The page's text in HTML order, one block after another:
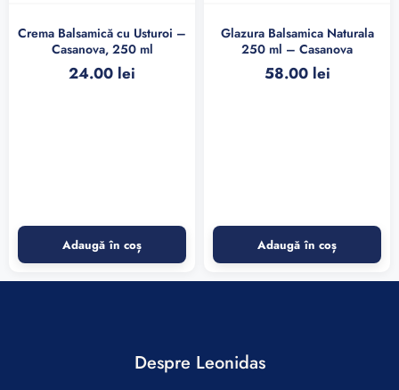
Crema Balsamică cu Usturoi –
Casanova, 250 ml
24.00 lei
Adaugă în coș
Glazura Balsamica Naturala
250 ml – Casanova
58.00 lei
Adaugă în coș
Despre Leonidas